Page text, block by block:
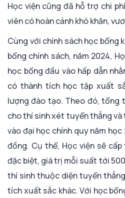
Học viện cũng đã hỗ trợ chi
viên có hoàn cảnh khó khăn,
Cùng với chính sách học bổng
bổng chính sách, năm 2024,
học bổng đầu vào hấp dẫn
có thành tích học tập xuất
lượng đào tạo. Theo đó, tổng
cho thí sinh xét tuyển thẳng
vào đại học chính quy năm
đồng. Cụ thể, Học viện sẽ
đặc biệt, giá trị mỗi suất tới
thí sinh thuộc diện tuyển
tích xuất sắc khác. Với học